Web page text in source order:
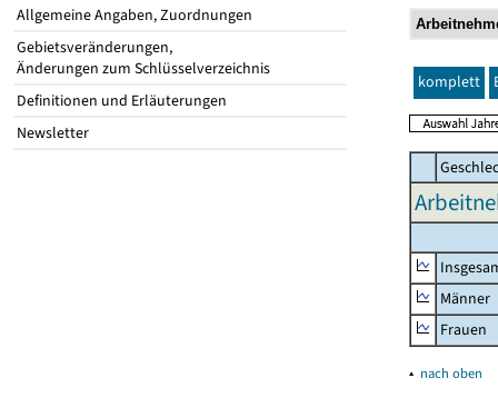
Allgemeine Angaben, Zuordnungen
Gebietsveränderungen,
Änderungen zum Schlüsselverzeichnis
Definitionen und Erläuterungen
Newsletter
komplett
Männer
Frauen
▴ nach oben